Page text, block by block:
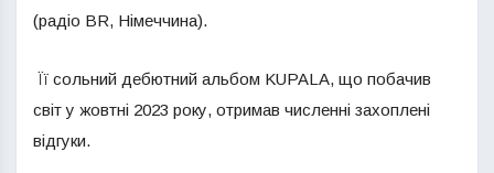
(радіо BR, Німеччина).
Її сольний дебютний альбом KUPALA, що побачив
світ у жовтні 2023 року, отримав численні захоплені
відгуки.